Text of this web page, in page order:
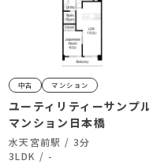
中古 マンション
ユーティリティーサンプ
マンション日本橋
水天宮前駅 / 3分
3LDK / -